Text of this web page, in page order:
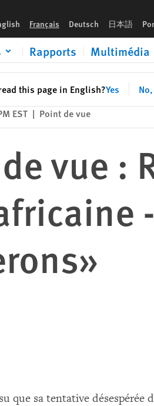
Français Deutsch 日本語
Rapports Multimédia
this page in English?Yes
EST | Point de vue
vue :
que sa tentative désespérée